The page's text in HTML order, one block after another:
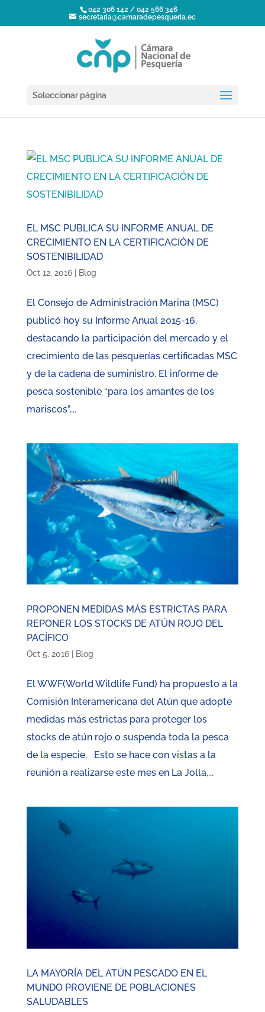
042 306 142 / 042 566 346
secretaria@camaradepesqueria.ec
Seleccionar página
EL MSC PUBLICA SU INFORME ANUAL DE
CRECIMIENTO EN LA CERTIFICACIÓN DE
SOSTENIBILIDAD
Oct 12, 2016| Blog
El Consejo de Administración Marina (MSC)
publicó hoy su Informe Anual 2015-16,
destacando la participación del mercado y el
crecimiento de las pesquerías certificadas MSC
y de la cadena de suministro. El informe de
pesca sostenible “para los amantes de los
mariscos”,...
PROPONEN MEDIDAS MÁS ESTRICTAS PARA
REPONER LOS STOCKS DE ATÚN ROJO DEL
PACÍFICO
Oct 5, 2016| Blog
El WWF(World Wildlife Fund) ha propuesto a la
Comisión Interamericana del Atún que adopte
medidas más estrictas para proteger los
stocks de atún rojo o suspenda toda la pesca
de la especie. Esto se hace con vistas a la
reunión a realizarse este mes en La Jolla,...
LA MAYORÍA DEL ATÚN PESCADO EN EL
MUNDO PROVIENE DE POBLACIONES
SALUDABLES